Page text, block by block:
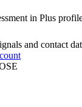
in Plus
and contact